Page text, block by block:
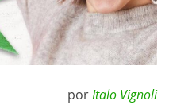
porItalo Vignoli